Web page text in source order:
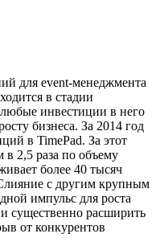
для event-менеджмента
в стадии
инвестиции в него
бизнеса. За 2014 год
в TimePad. За этот
в 2,5 раза по объему
более 40 тысяч
с другим крупным
импульс для роста
существенно расширить
от конкурентов